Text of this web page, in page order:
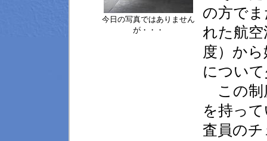
今日の写真ではありません
が・・・
の方で
れた航
度）か
につい
この制
を持っ
査員の